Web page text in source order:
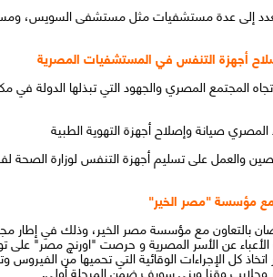
والعدد إلى عدة مستشفيات مثل مستشفى السويس،
صيانة وإصلاح أجهزة التهوية الطبية
والعمل على تسليم أجهزة التنفس لوزارة
بالتعاون مع مؤسسة مصر الخير، وذلك في إطار
عن الأسر المصرية و حرصت "اورنچ مصر" على
كل الإجراءات الوقائية التي تحميها من